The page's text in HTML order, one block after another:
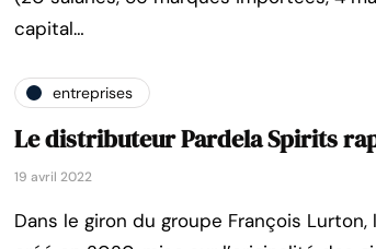
capital…
entreprises
Le distributeur Pardela Spirits
19 avril 2022
Dans le giron du groupe François